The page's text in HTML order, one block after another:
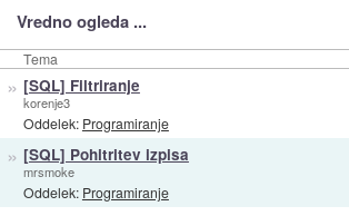
Vredno ogleda ...
Tema
» [SQL] Filtriranje
korenje3
Oddelek: Programiranje
» [SQL] Pohitritev izpisa
mrsmoke
Oddelek: Programiranje